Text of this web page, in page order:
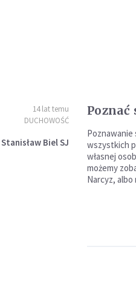
14 lat temu
DUCHOWOŚĆ
Stanisław Biel SJ
Poznać
Poznawanie
wszystkich
własnej
możemy
Narcyz, albo